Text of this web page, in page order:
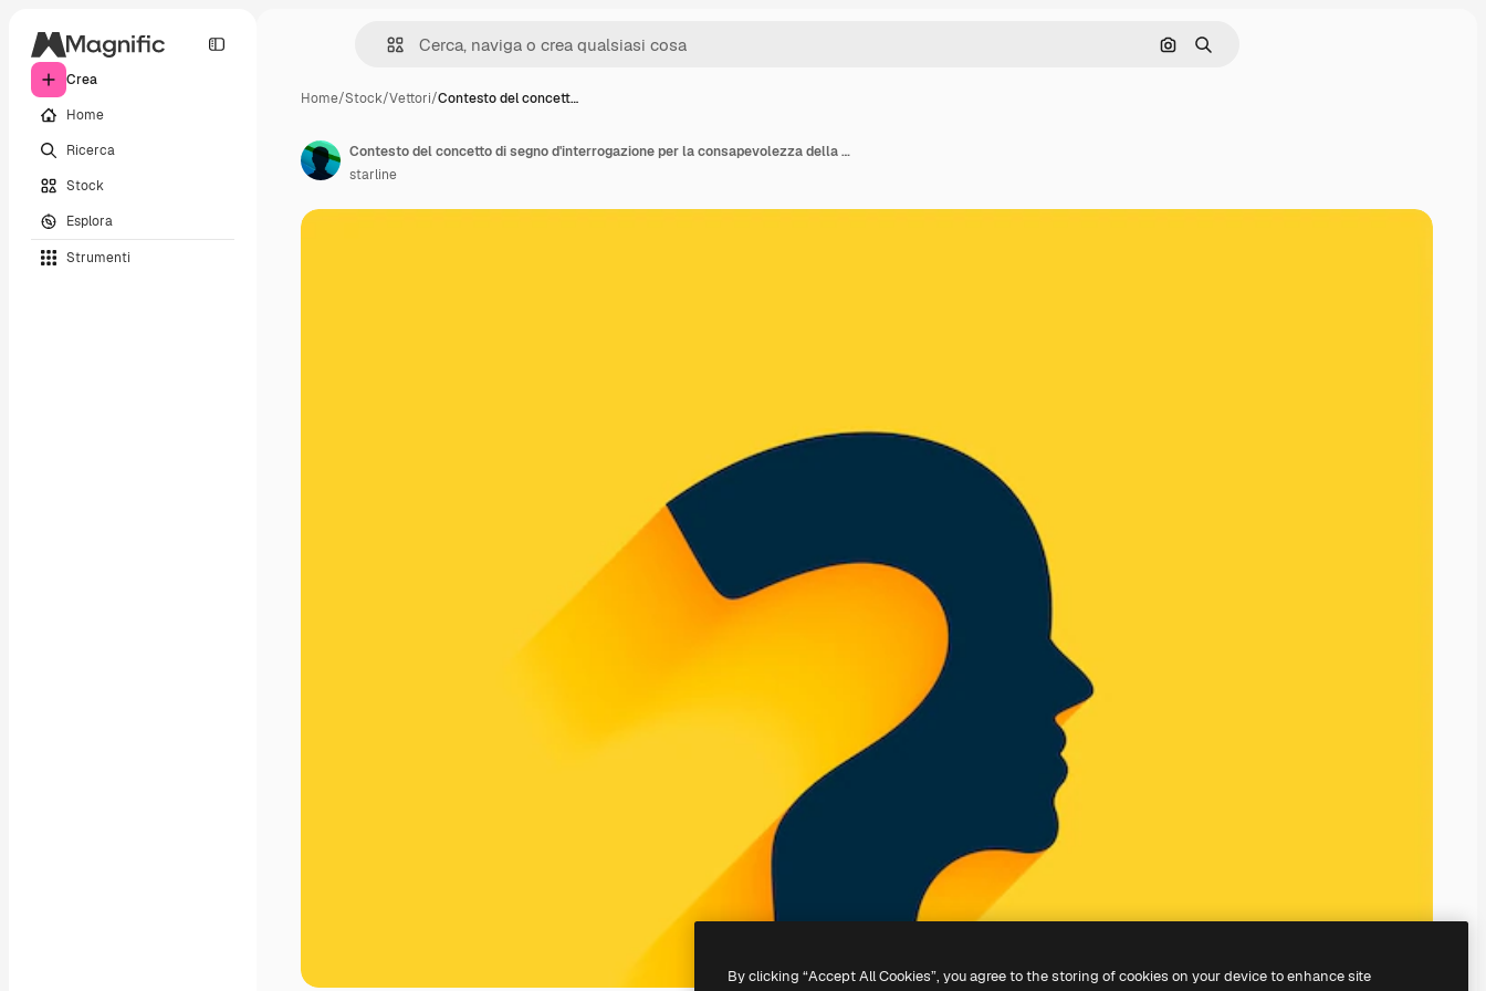
Crea
Home
Ricerca
Stock
Esplora
Strumenti
Cerca per immagine
Ricerca
Home/Stock/Vettori/Contesto del concett…
Contesto del concetto di segno d'interrogazione per la consapevolezza della salute mentale
starline
By clicking “Accept All Cookies”, you agree to the storing of cookies on your device to enhance site